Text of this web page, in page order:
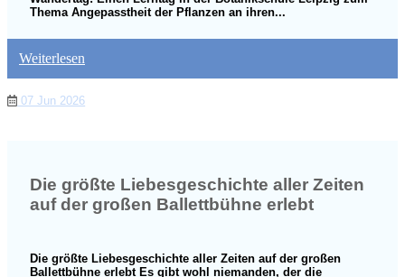
07 Jun 2026
Thema Angepasstheit der Pflanzen an ihren...
Weiterlesen
Die größte Liebesgeschichte aller Zeiten
auf der großen Ballettbühne erlebt
Die größte Liebesgeschichte aller Zeiten auf der großen
Ballettbühne erlebt Es gibt wohl niemanden, der die